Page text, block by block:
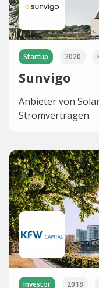
Startup 2020
Sunvigo
Anbieter von
Stromverträgen.
Investor 2018